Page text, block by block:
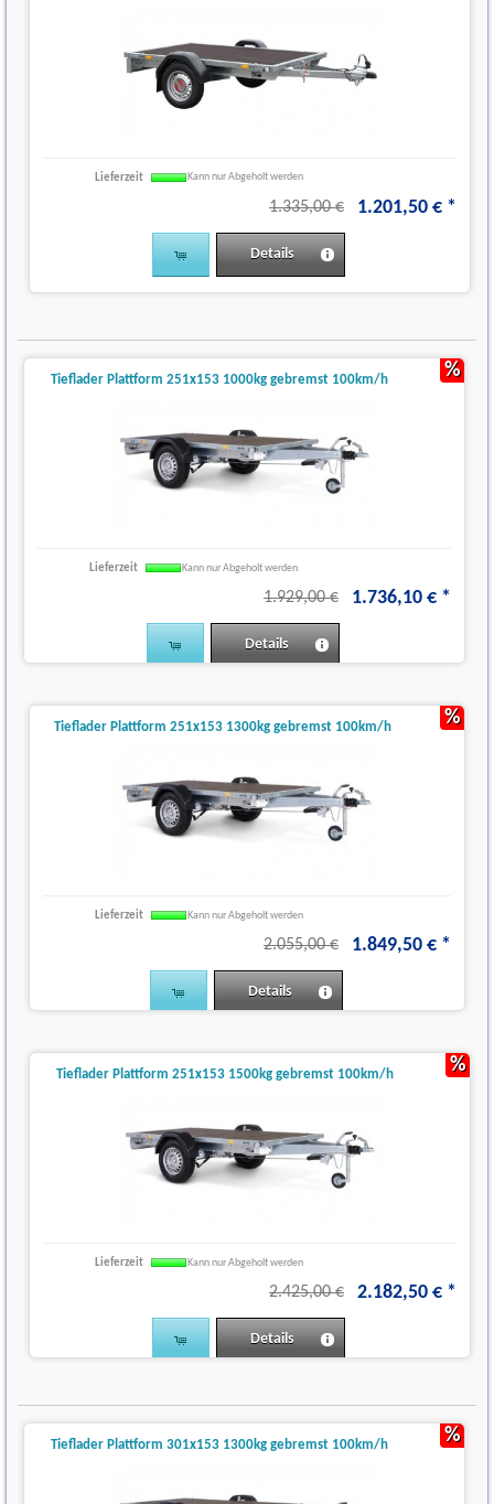
Lieferzeit Kann nur Abgeholt werden
1.335,00 € 1.201,50 € *
Details
Tieflader Plattform 251x153 1000kg gebremst 100km/h
Lieferzeit Kann nur Abgeholt werden
1.929,00 € 1.736,10 € *
Details
%
Tieflader Plattform 251x153 1300kg gebremst 100km/h
Lieferzeit Kann nur Abgeholt werden
2.055,00 € 1.849,50 € *
Details
%
Tieflader Plattform 251x153 1500kg gebremst 100km/h
Lieferzeit Kann nur Abgeholt werden
2.425,00 € 2.182,50 € *
Details
%
Tieflader Plattform 301x153 1300kg gebremst 100km/h %